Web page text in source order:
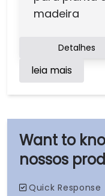
nossos
madeira
Detalhes
leia mais